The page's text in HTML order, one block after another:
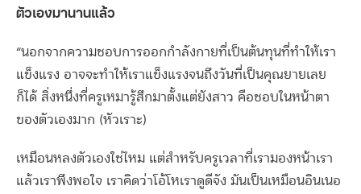
ตัวเองมานานแล้ว
“นอกจากความชอบการออกกำลังกายที่เป็นต้นทุนที่ทำให้เรา
แข็งแรง อาจจะทำให้เราแข็งแรงจนถึงวันที่เป็นคุณยายเลย
ก็ได้ สิ่งหนึ่งที่ครูเหมารู้สึกมาตั้งแต่ยังสาว คือชอบในหน้าตา
ของตัวเองมาก (หัวเราะ)
เหมือนหลงตัวเองใช่ไหม แต่สำหรับครูเวลาที่เรามองหน้าเรา
แล้วเราพึงพอใจ เราคิดว่าโอ้โหเราดูดีจัง มันเป็นเหมือนอินเนอ